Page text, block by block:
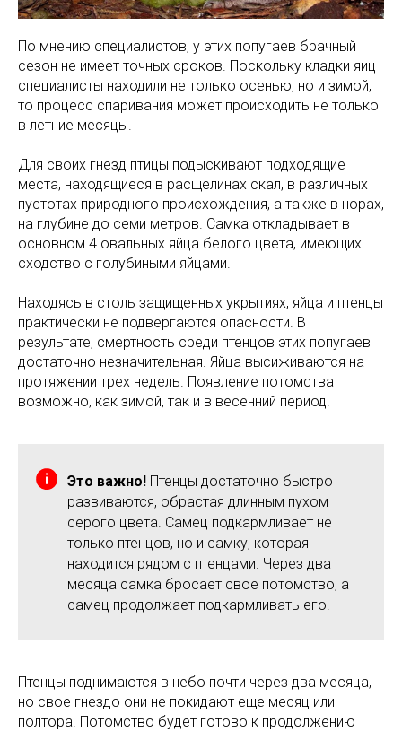
По мнению специалистов, у этих попугаев брачный
сезон не имеет точных сроков. Поскольку кладки яиц
специалисты находили не только осенью, но и зимой,
то процесс спаривания может происходить не только
в летние месяцы.
Для своих гнезд птицы подыскивают подходящие
места, находящиеся в расщелинах скал, в различных
пустотах природного происхождения, а также в норах,
на глубине до семи метров. Самка откладывает в
основном 4 овальных яйца белого цвета, имеющих
сходство с голубиными яйцами.
Находясь в столь защищенных укрытиях, яйца и птенцы
практически не подвергаются опасности. В
результате, смертность среди птенцов этих попугаев
достаточно незначительная. Яйца высиживаются на
протяжении трех недель. Появление потомства
возможно, как зимой, так и в весенний период.
Это важно! Птенцы достаточно быстро
развиваются, обрастая длинным пухом
серого цвета. Самец подкармливает не
только птенцов, но и самку, которая
находится рядом с птенцами. Через два
месяца самка бросает свое потомство, а
самец продолжает подкармливать его.
Птенцы поднимаются в небо почти через два месяца,
но свое гнездо они не покидают еще месяц или
полтора. Потомство будет готово к продолжению